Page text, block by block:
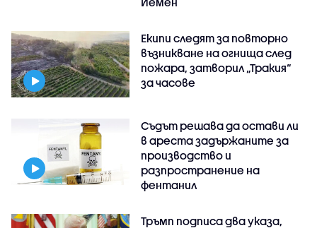
Екипи следят за повторно
възникване на огнища след
пожара, затворил „Тракия“
за часове
Съдът решава да остави ли
в ареста задържаните за
производство и
разпространение на
фентанил
Тръмп подписа два указа,